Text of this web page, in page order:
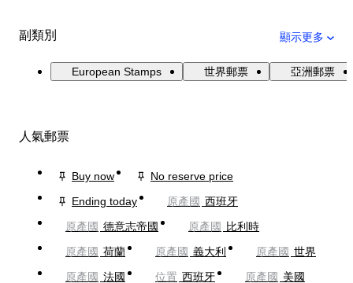
副類別 顯示更多
European Stamps 世界郵票 亞洲郵票
人氣郵票
Buy now
No reserve price
Ending today
原產國 西班牙
原產國 德意志帝國 原產國
比利時
原產國 荷蘭 原產國 義大利 原產國 世界
原產國 法國 位置 西班牙 原產國 美國